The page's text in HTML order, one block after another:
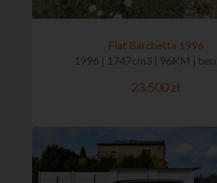
Fiat Barchetta 1996
1996 | 1747cm3 | 96KM |
23.500 zł